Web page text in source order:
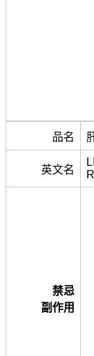
品名
英文名
禁忌
副作用